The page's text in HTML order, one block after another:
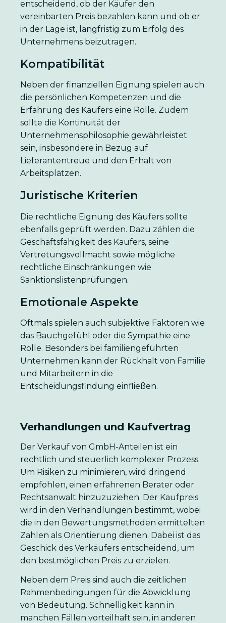
entscheidend, ob der Käufer den
vereinbarten Preis bezahlen kann und ob er
in der Lage ist, langfristig zum Erfolg des
Unternehmens beizutragen.
Kompatibilität
Neben der finanziellen Eignung spielen auch
die persönlichen Kompetenzen und die
Erfahrung des Käufers eine Rolle. Zudem
sollte die Kontinuität der
Unternehmensphilosophie gewährleistet
sein, insbesondere in Bezug auf
Lieferantentreue und den Erhalt von
Arbeitsplätzen.
Juristische Kriterien
Die rechtliche Eignung des Käufers sollte
ebenfalls geprüft werden. Dazu zählen die
Geschäftsfähigkeit des Käufers, seine
Vertretungsvollmacht sowie mögliche
rechtliche Einschränkungen wie
Sanktionslistenprüfungen.
Emotionale Aspekte
Oftmals spielen auch subjektive Faktoren wie
das Bauchgefühl oder die Sympathie eine
Rolle. Besonders bei familiengeführten
Unternehmen kann der Rückhalt von Familie
und Mitarbeitern in die
Entscheidungsfindung einfließen.
Verhandlungen und Kaufvertrag
Der Verkauf von GmbH-Anteilen ist ein
rechtlich und steuerlich komplexer Prozess.
Um Risiken zu minimieren, wird dringend
empfohlen, einen erfahrenen Berater oder
Rechtsanwalt hinzuzuziehen. Der Kaufpreis
wird in den Verhandlungen bestimmt, wobei
die in den Bewertungsmethoden ermittelten
Zahlen als Orientierung dienen. Dabei ist das
Geschick des Verkäufers entscheidend, um
den bestmöglichen Preis zu erzielen.
Neben dem Preis sind auch die zeitlichen
Rahmenbedingungen für die Abwicklung
von Bedeutung. Schnelligkeit kann in
manchen Fällen vorteilhaft sein, in anderen